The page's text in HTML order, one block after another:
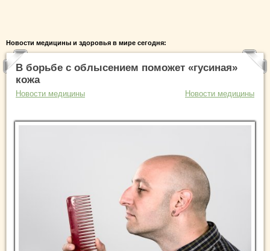
Новости медицины и здоровья в мире сегодня:
В борьбе с облысением поможет «гусиная»
кожа
Новости медицины Новости медицины